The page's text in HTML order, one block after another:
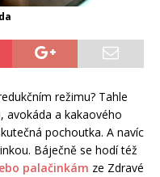
režimu? Tahle
avokáda a kakaového
pochoutka. A navíc
Báječně se hodí též
palačinkám ze Zdravé